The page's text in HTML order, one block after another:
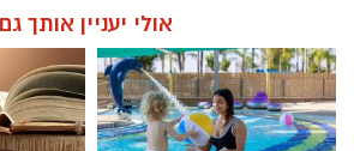
אולי יעניין אותך גם